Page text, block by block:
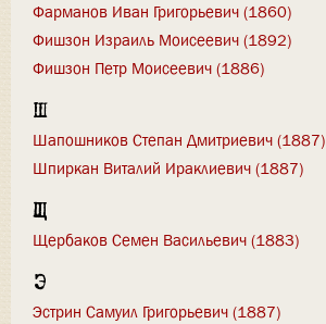
Фарманов Иван Григорьевич (1860)
Фишзон Израиль Моисеевич (1892)
Фишзон Петр Моисеевич (1886)
Ш
Шапошников Степан Дмитриевич (1887)
Шпиркан Виталий Ираклиевич (1887)
Щ
Щербаков Семен Васильевич (1883)
Э
Эстрин Самуил Григорьевич (1887)